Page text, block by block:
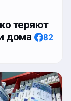
теряют
дома
82